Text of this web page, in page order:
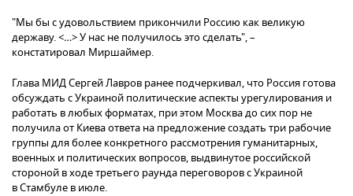
"Мы бы с удовольствием прикончили Россию как великую
державу. <…> У нас не получилось это сделать", –
констатировал Миршаймер.
Глава МИД Сергей Лавров ранее подчеркивал, что Россия готова
обсуждать с Украиной политические аспекты урегулирования и
работать в любых форматах, при этом Москва до сих пор не
получила от Киева ответа на предложение создать три рабочие
группы для более конкретного рассмотрения гуманитарных,
военных и политических вопросов, выдвинутое российской
стороной в ходе третьего раунда переговоров с Украиной
в Стамбуле в июле.